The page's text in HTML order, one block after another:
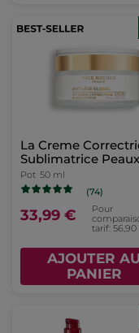
La Creme
Sublimatrice Peaux
Sèches
Pot 50 ml
(74)
33,99 €
Pour
tarif:
AJOUTER AU
PANIER